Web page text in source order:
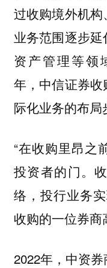
过收购境外机构
业务范围逐步延
资产管理等领
年，中信证券
际化业务的布局
“在收购里昂之
投资者的门。
络，投行业务
收购的一位券商
2022年，中资